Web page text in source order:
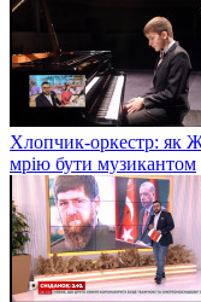
Хлопчик-оркестр: як
мрію бути музикантом